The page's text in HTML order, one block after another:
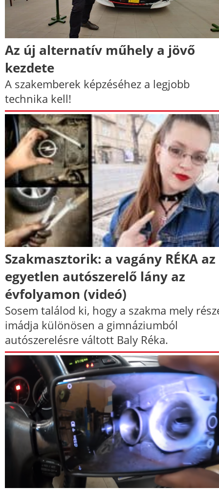
Az új alternatív műhely a jövő
kezdete
A szakemberek képzéséhez a legjobb
technika kell!
Szakmasztorik: a vagány RÉKA az
egyetlen autószerelő lány az
évfolyamon (videó)
Sosem találod ki, hogy a szakma mely
imádja különösen a gimnáziumból
autószerelésre váltott Baly Réka.